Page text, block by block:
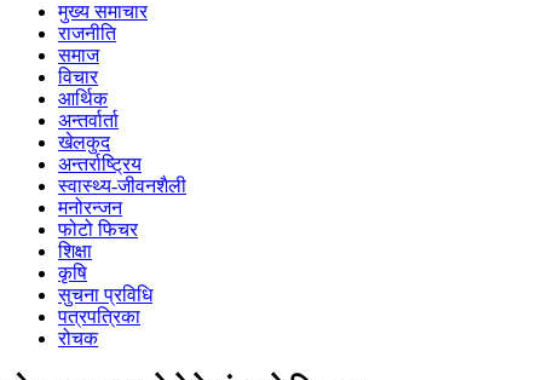
मुख्य समाचार
राजनीति
समाज
विचार
आर्थिक
अन्तर्वार्ता
खेलकुद
अन्तर्राष्ट्रिय
स्वास्थ्य-जीवनशैली
मनोरन्जन
फोटो फिचर
शिक्षा
कृषि
सुचना प्रविधि
पत्रपत्रिका
रोचक